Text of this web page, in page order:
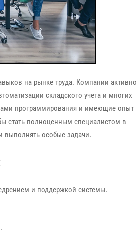
на рынке труда. Компании активно
складского учета и многих
программирования и имеющие опыт
стать полноценным специалистом в
выполнять особые задачи.
и поддержкой системы.